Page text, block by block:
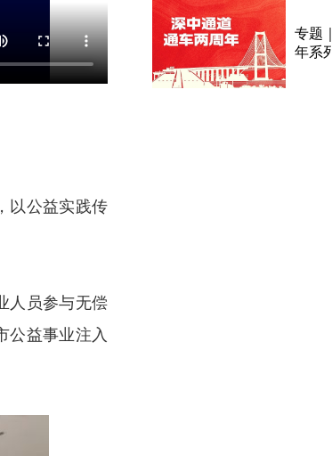
以公益实践传
人员参与无偿
公益事业注入
专题
年系